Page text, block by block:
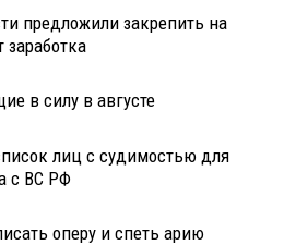
предложили закрепить на
заработка
в силу в августе
лиц с судимостью для
с ВС РФ
оперу и спеть арию